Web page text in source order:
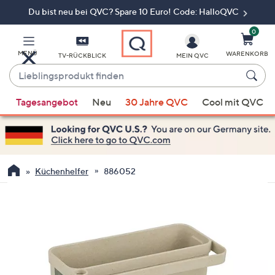
Du bist neu bei QVC? Spare 10 Euro! Code: HalloQVC
MENÜ TV-RÜCKBLICK
Lieblingsprodukt
finden
Vorschläge
verfügbar
sind,
verwenden
Sie
MEIN QVC
0
WARENKORB
Tagesangebot Neu 30 Jahre QVC Cool mit QVC
Küchenhelfer 886052